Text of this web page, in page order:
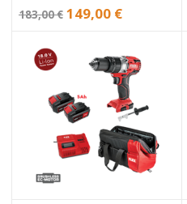
183,00€ Original
183,00 €.
149,00 €Η
τιμή
είναι:
149,00 €.